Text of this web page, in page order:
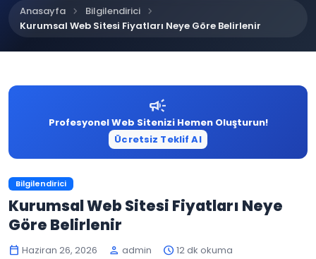
Anasayfa chevron_right Bilgilendirici chevron_right
Kurumsal Web Sitesi Fiyatları Neye Göre Belirlenir
campaign
Profesyonel Web Sitenizi Hemen Oluşturun!
Ücretsiz Teklif Al
Bilgilendirici
Kurumsal Web Sitesi Fiyatları Neye
Göre Belirlenir
calendar_today Haziran 26, 2026 person admin schedule12 dk okuma